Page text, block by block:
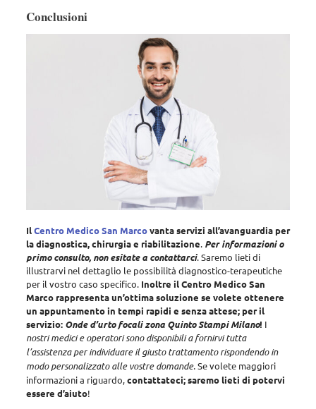
Conclusioni
IlCentro Medico San Marcovanta servizi all’avanguardia per
la diagnostica, chirurgia e riabilitazione. Per informazioni o
primo consulto, non esitate a contattarci. Saremo lieti di
illustrarvi nel dettaglio le possibilità diagnostico-terapeutiche
per il vostro caso specifico. Inoltre il Centro Medico San
Marco rappresenta un’ottima soluzione se volete ottenere
un appuntamento in tempi rapidi e senza attese; per il
servizio: Onde d’urto focali zona Quinto Stampi Milano! I
nostri medici e operatori sono disponibili a fornirvi tutta
l’assistenza per individuare il giusto trattamento rispondendo in
modo personalizzato alle vostre domande.Se volete maggiori
informazioni a riguardo,contattateci; saremo lieti di potervi
essere d’aiuto!